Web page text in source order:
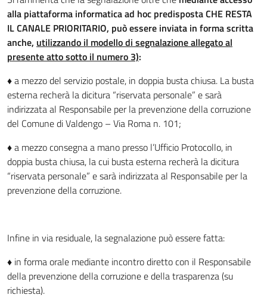
alla piattaforma informatica ad hoc predisposta CHE RESTA
IL CANALE PRIORITARIO, può essere inviata in forma scritta
anche, utilizzando il modello di segnalazioneallegato al
presente atto sotto il numero 3):
♦ a mezzo del servizio postale, in doppia busta chiusa. La busta
esterna recherà la dicitura “riservata personale” e sarà
indirizzata al Responsabile per la prevenzione della corruzione
del Comune di Valdengo – Via Roma n. 101;
♦ a mezzo consegna a mano presso l’Ufficio Protocollo, in
doppia busta chiusa, la cui busta esterna recherà la dicitura
“riservata personale” e sarà indirizzata al Responsabile per la
prevenzione della corruzione.
Infine in via residuale, la segnalazione può essere fatta:
♦ in forma orale mediante incontro diretto con il Responsabile
della prevenzione della corruzione e della trasparenza (su
richiesta).